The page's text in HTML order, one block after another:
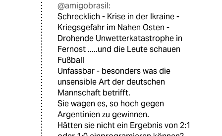
@amigobrasil:
Schrecklich - Krise in der Ikraine -
Kriegsgefahr im Nahen Osten -
Drohende Unwetterkatastrophe in
Fernost .....und die Leute schauen
Fußball
Unfassbar - besonders was die
unsensible Art der deutschen
Mannschaft betrifft.
Sie wagen es, so hoch gegen
Argentinien zu gewinnen.
Hätten sie nicht ein Ergebnis von 2:1